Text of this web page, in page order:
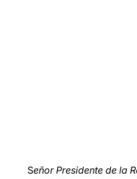
Señor Presidente de la